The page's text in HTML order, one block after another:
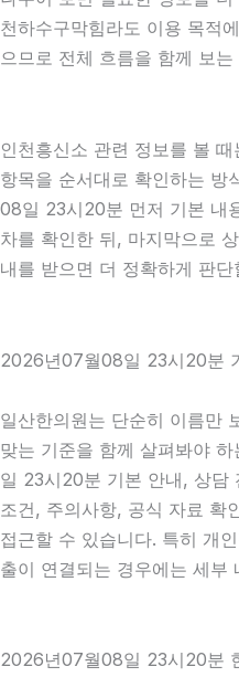
천하수구막힘라도 이용 목적
으므로 전체 흐름을 함께 보
인천흥신소 관련 정보를 볼
항목을 순서대로 확인하는
08일 23시20분 먼저 기본 내
차를 확인한 뒤, 마지막으로
내를 받으면 더 정확하게 판
2026년07월08일 23시20분
일산한의원는 단순히 이름만
맞는 기준을 함께 살펴봐야
일 23시20분 기본 안내, 상담
조건, 주의사항, 공식 자료 확
접근할 수 있습니다. 특히 개
출이 연결되는 경우에는 세부
2026년07월08일 23시20분